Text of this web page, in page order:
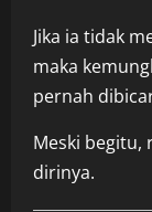
Jika ia tidak
maka
pernah
Meski begitu,
dirinya.